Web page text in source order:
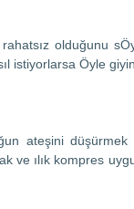
olduğunu
istiyorlarsa Öyle
ateşini düşürmek
ve ılık kompres